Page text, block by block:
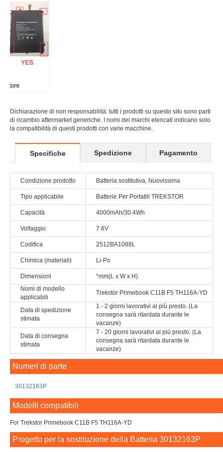
Dichiarazione di non responsabilità: tutti i prodotti su questo sito sono parti
di ricambio aftermarket generiche. I nomi dei marchi elencati indicano solo
la compatibilità di questi prodotti con varie macchine.
Specifiche
Capacità 4000mAh/30.4Wh
Voltaggio 7.6V
Codifica 2512BA1088L
Chimica (materiali) Li-Po
Dimensioni
*mm(L x W x H)
Nomi di modello
applicabili
Trekstor Primebook C11B F5 TH116A-YD
Data di spedizione
stimata
1 - 2 giorni lavorativi al più presto. (La
consegna sarà ritardata durante le
vacanze)
stimata
7 - 20 giorni lavorativi al più presto. (La
consegna sarà ritardata durante le
vacanze)
Numeri di parte
30132163P
Modelli compatibili
For Trekstor Primebook C11B F5 TH116A-YD
Progetto per la sostituzione della Batteria 30132163P
1. Leggere attentamente le informazioni sulla Notebook Batteria
30132163P e i modelli compatibili forniti da noi, non acquistarli per errore.
In caso di dubbi, si prega di inviare una e-mail.
2. "Batteria TREKSTOR 30132163P" fornita da tuttebatterie.com è una
Primebook C11B F5 TH116A-YD.
3. La batteria ricaricabile agli ioni di litio non è compatibile con altri tipi di